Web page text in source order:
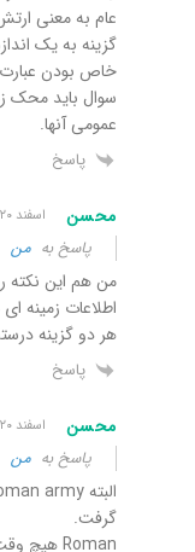
عام به معنی
گزینه به یک
سوال باید محک
عمومی آنها.
پاسخ
محسن اسفند ۲۰, ۱۳۹۳ ۸:۵۱ ب٫ظ
پاسخ به من
من هم این نکته
اطلاعات زمینه
هر دو گزینه
پاسخ
محسن اسفند ۲۰, ۱۳۹۳ ۹:۱۲ ب٫ظ
پاسخ به من
گرفت.